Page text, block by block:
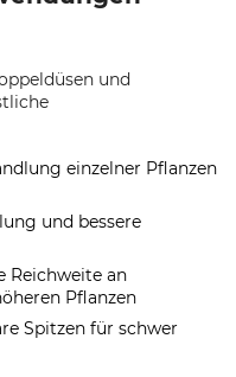
und
einzelner Pflanzen
und bessere
Reichweite an
Pflanzen
Spitzen für schwer